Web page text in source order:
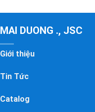
MAI DUONG ., JSC
Giới thiệu
Tin Tức
Catalog